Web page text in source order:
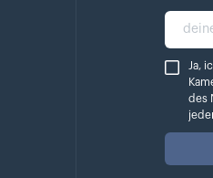
deine
Ja, ichJa,
des